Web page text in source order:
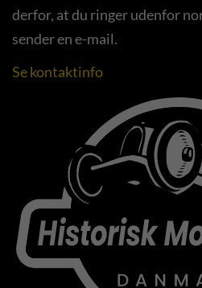
derfor, at du ringer udenfor
sender en e-mail.
Se kontaktinfo